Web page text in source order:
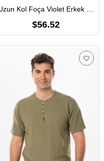
$56.52